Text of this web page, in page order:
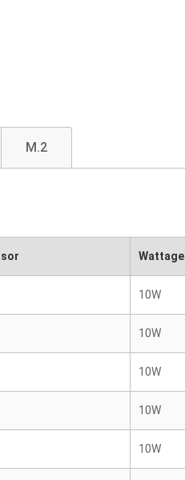
M.2
Wattage
10W
10W
10W
10W
10W